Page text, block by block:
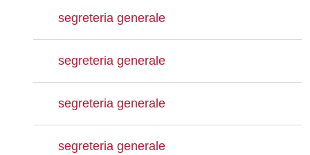
segreteria generale
segreteria generale
segreteria generale
segreteria generale